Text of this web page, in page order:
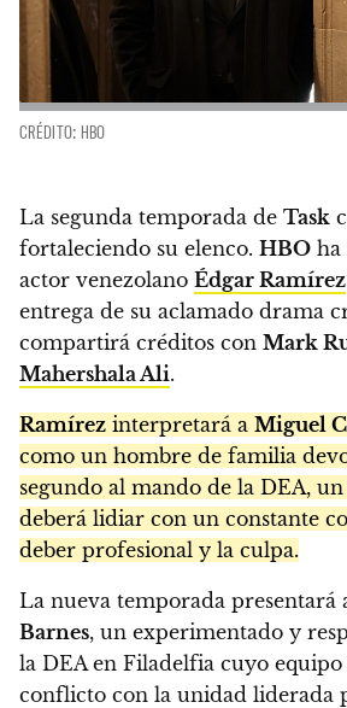
CRÉDITO: HBO
La segunda temporada de Task
fortaleciendo su elenco. HBO ha
actor venezolano Édgar Ramírez
entrega de su aclamado drama
compartirá créditos con Mark
Mahershala Ali.
Ramírez interpretará a Miguel
como un hombre de familia
segundo al mando de la DEA,
deberá lidiar con un constante
deber profesional y la culpa.
La nueva temporada presentará
Barnes, un experimentado y
la DEA en Filadelfia cuyo
conflicto con la unidad liderada